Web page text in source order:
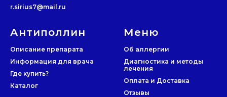
r.sirius7@mail.ru
Антиполлин
Описание препарата
Информация для врача
Где купить?
Каталог
Меню
Об аллергии
Диагностика и методы
лечения
Оплата и Доставка
Отзывы